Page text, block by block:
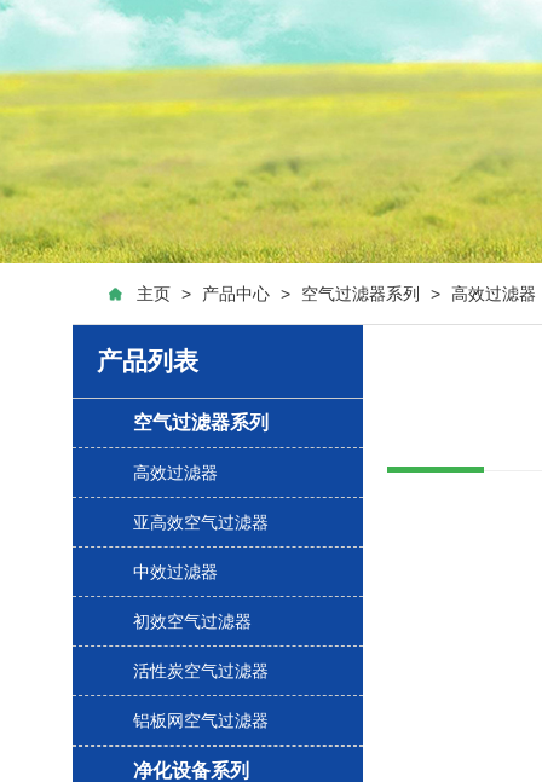
主页 > 产品中心 > 空气过滤器系列 > 高效过滤器
产品列表
空气过滤器系列
高效过滤器
亚高效空气过滤器
中效过滤器
初效空气过滤器
活性炭空气过滤器
铝板网空气过滤器
净化设备系列